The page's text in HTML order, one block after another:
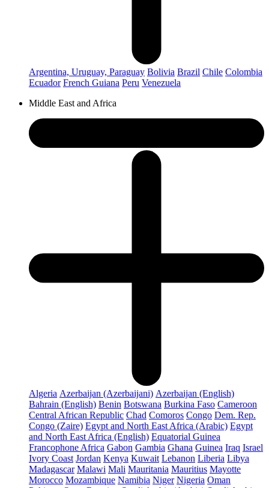
Argentina, Uruguay, Paraguay Bolivia Brazil Chile Colombia
Ecuador French Guiana Peru Venezuela
Middle East and Africa
Algeria Azerbaijan (Azerbaijani) Azerbaijan (English)
Bahrain (English) Benin Botswana Burkina Faso Cameroon
Central African Republic Chad Comoros Congo Dem. Rep.
Congo (Zaire) Egypt and North East Africa (Arabic) Egypt
and North East Africa (English) Equatorial Guinea
Francophone Africa Gabon Gambia Ghana Guinea Iraq Israel
Ivory Coast Jordan Kenya Kuwait Lebanon Liberia Libya
Madagascar Malawi Mali Mauritania Mauritius Mayotte
Morocco Mozambique Namibia Niger Nigeria Oman